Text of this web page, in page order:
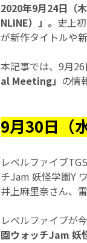
2020年9月24日（
NLINE）」。 史上
が新作タイトルや
本記事では、9月
al Meeting」 の情
9月30日（
レベルファイブ
チJam 妖怪学園Y
井上麻里奈さん、
レベルファイブが
園ウォッチJam 妖